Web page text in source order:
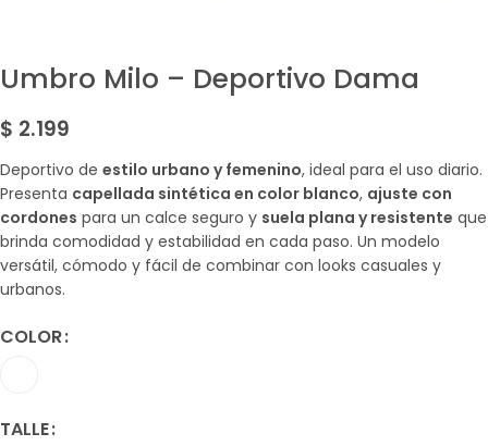
Umbro Milo – Deportivo Dama
$ 2.199
Deportivo de estilo urbano y femenino, ideal para el uso diario.
Presenta capellada sintética en color blanco, ajuste con
cordones para un calce seguro y suela plana y resistente que
brinda comodidad y estabilidad en cada paso. Un modelo
versátil, cómodo y fácil de combinar con looks casuales y
urbanos.
COLOR
TALLE